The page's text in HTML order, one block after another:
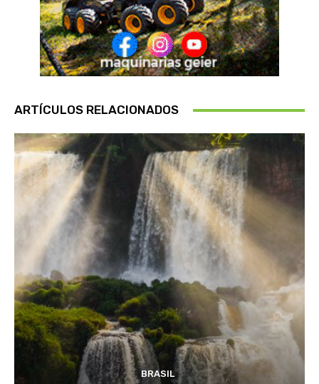
ARTÍCULOS RELACIONADOS
BRASIL